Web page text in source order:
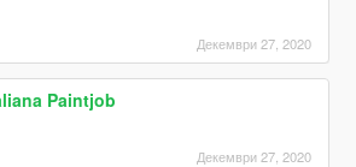
Декември 27, 2020
Paintjob
Декември 27, 2020